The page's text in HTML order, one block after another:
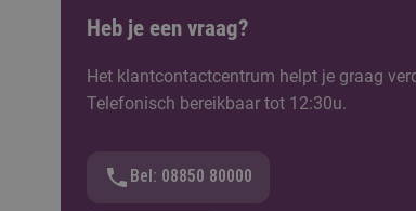
Heb je een vraag?
Het klantcontactcentrum helpt je graag
Telefonisch bereikbaar tot 12:30u.
Bel: 08850 80000